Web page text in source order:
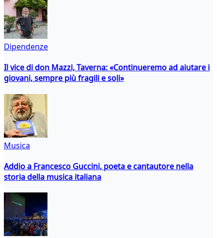
Dipendenze
Il vice di don Mazzi, Taverna: «Continueremo ad aiutare i
giovani, sempre più fragili e soli»
Musica
Addio a Francesco Guccini, poeta e cantautore nella
storia della musica italiana